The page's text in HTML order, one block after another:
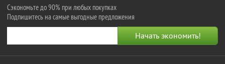
Сэкономьте до 90% при любых покупках
Подпишитесь на самые выгодные предложения